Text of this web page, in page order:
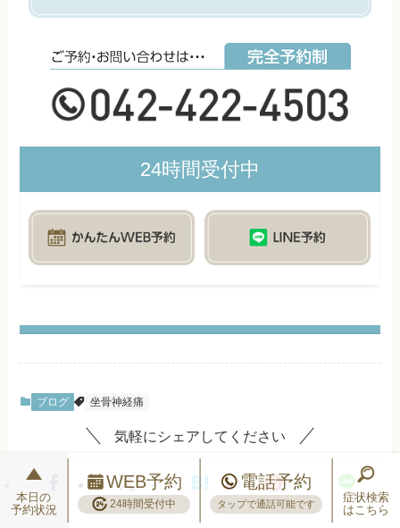
24時間受付中
ブログ 坐骨神経痛
気軽にシェアしてください
本日の
予約状況
WEB予約
24時間受付中
電話予約
タップで通話可能です
症状検索
はこちら